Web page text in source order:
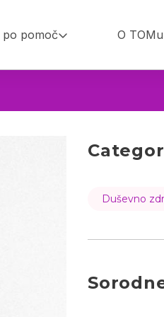
po pomoč O TOMu
Duševno